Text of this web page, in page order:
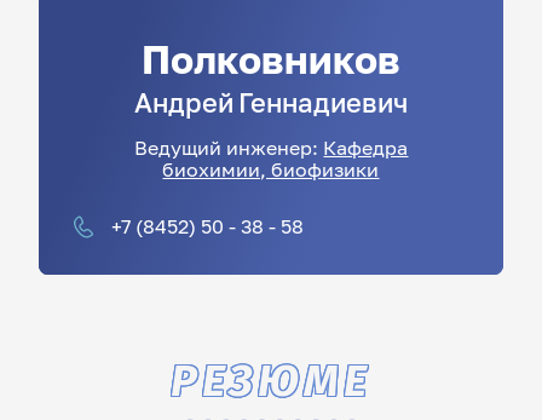
Полковников
Андрей Геннадиевич
Ведущий инженер: Кафедра
биохимии, биофизики
+7 (8452) 50 - 38 - 58
РЕЗЮМЕ